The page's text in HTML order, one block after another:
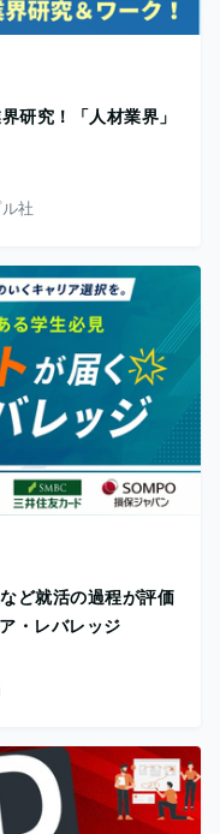
研究！「人材業界」
社
ど就活の過程が評価
・レバレッジ